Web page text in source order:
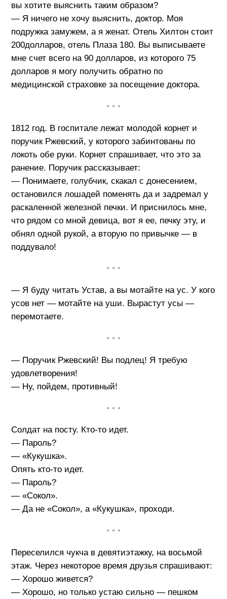
вы хотите выяснить таким образом?
— Я ничего не хочу выяснить, доктор. Моя
подружка замужем, а я женат. Отель Хилтон стоит
200долларов, отель Плаза 180. Вы выписываете
мне счет всего на 90 долларов, из которого 75
долларов я могу получить обратно по
медицинской страховке за посещение доктора.
• • •
1812 год. В госпитале лежат молодой корнет и
поручик Ржевский, у которого забинтованы по
локоть обе руки. Корнет спрашивает, что это за
ранение. Поручик рассказывает:
— Понимаете, голубчик, скакал с донесением,
остановился лошадей поменять да и задремал у
раскаленной железной печки. И приснилось мне,
что рядом со мной девица, вот я ее, печку эту, и
обнял одной рукой, а вторую по привычке — в
поддувало!
• • •
— Я буду читать Устав, а вы мотайте на ус. У кого
усов нет — мотайте на уши. Вырастут усы —
перемотаете.
• • •
— Поручик Ржевский! Вы подлец! Я требую
удовлетворения!
— Ну, пойдем, противный!
• • •
Солдат на посту. Кто-то идет.
— Пароль?
— «Кукушка».
Опять кто-то идет.
— Пароль?
— «Сокол».
— Да не «Сокол», а «Кукушка», проходи.
• • •
Переселился чукча в девятиэтажку, на восьмой
этаж. Через некоторое время друзья спрашивают:
— Хорошо живется?
— Хорошо, но только устаю сильно — пешком